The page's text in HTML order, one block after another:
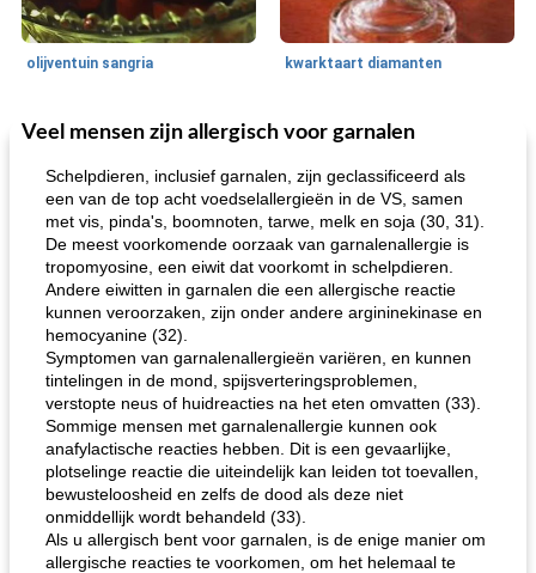
olijventuin sangria kwarktaart diamanten
65min
Feestdagen en evenementen
de jamcake van Georgië tennessee
One Dish Meal
blauwe kaasperen kip
Veel mensen zijn allergisch voor garnalen
Schelpdieren, inclusief garnalen, zijn geclassificeerd als
een van de top acht voedselallergieën in de VS, samen
met vis, pinda's, boomnoten, tarwe, melk en soja (30, 31).
De meest voorkomende oorzaak van garnalenallergie is
tropomyosine, een eiwit dat voorkomt in schelpdieren.
Andere eiwitten in garnalen die een allergische reactie
kunnen veroorzaken, zijn onder andere argininekinase en
hemocyanine (32).
Symptomen van garnalenallergieën variëren, en kunnen
tintelingen in de mond, spijsverteringsproblemen,
verstopte neus of huidreacties na het eten omvatten (33).
Sommige mensen met garnalenallergie kunnen ook
anafylactische reacties hebben. Dit is een gevaarlijke,
plotselinge reactie die uiteindelijk kan leiden tot toevallen,
bewusteloosheid en zelfs de dood als deze niet
onmiddellijk wordt behandeld (33).
Als u allergisch bent voor garnalen, is de enige manier om
allergische reacties te voorkomen, om het helemaal te